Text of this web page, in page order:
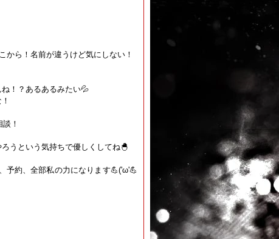
から！名前が違うけど気にしない！
！？あるあるみたい💦
！
うという気持ちで優しくしてね🐣
予約、全部私の力になります💪('ω'💪